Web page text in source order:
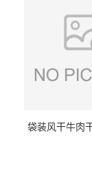
袋装风干牛肉